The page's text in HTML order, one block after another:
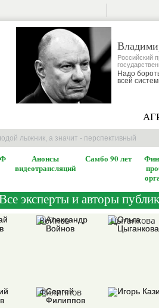
Российский
Надо
всей
лыжник, а значит - перспективный
Анонсы
видеотрансляций
Самбо 90 лет
эксперты и авторы
Александр
Войнов
Ольга
Цыганкова
Филиппов